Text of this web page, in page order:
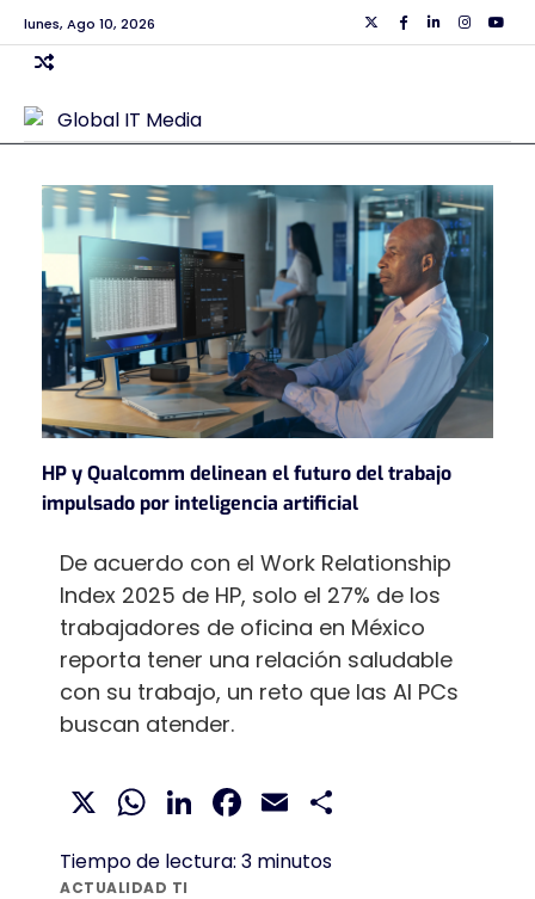
Skip
to
content
lunes, Ago 10, 2026 TwiiterFacebook
Linkedin
HP y Qualcomm delinean el futuro del trabajo
impulsado por inteligencia artificial
X WhatsApp
LinkedIn
Facebook
Email
Tiempo de lectura: 3 minutos
ACTUALIDAD TI
De acuerdo con el Work Relationship
Index 2025 de HP, solo el 27% de los
trabajadores de oficina en México
reporta tener una relación saludable
con su trabajo, un reto que las AI PCs
buscan atender.